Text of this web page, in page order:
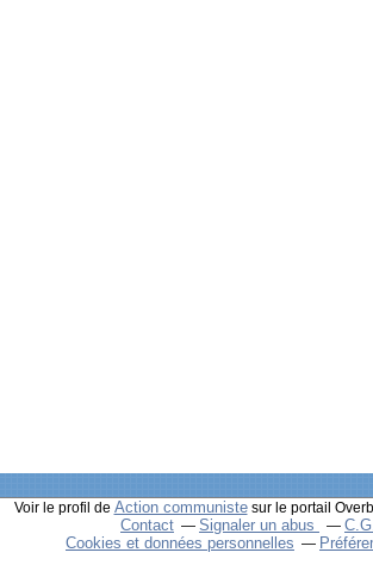
Voir le profil de Action communistesur le portail
Contact
Signaler un abus
Cookies et données personnelles